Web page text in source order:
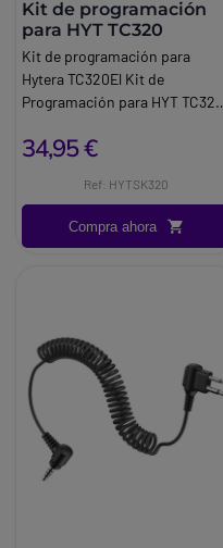
Kit de programación
para HYT TC320
Kit de programación para
Hytera TC320El Kit de
Programación para HYT TC320
para los usuarios de radios
software intuitivo y un cable de
conexión, permitiendo
configurar y actualizar tus
este kit asegura que tus
dispositivos estén siempre
optimizados para un
rendimiento máximo.
Compatible con sistemas
operativos modernos, es una
34,95 €
Ref: HYTSK320
Compra ahora